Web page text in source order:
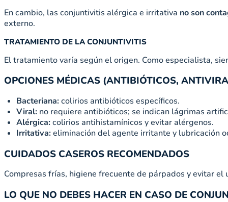
En cambio, las conjuntivitis alérgica e irritativa no son
externo.
TRATAMIENTO DE LA CONJUNTIVITIS
El tratamiento varía según el origen. Como especialista,
OPCIONES MÉDICAS (ANTIBIÓTICOS,
Bacteriana:colirios antibióticos específicos.
Viral: no requiere antibióticos; se indican lágrimas
Alérgica:colirios antihistamínicos y evitar alérgenos.
Irritativa:eliminación del agente irritante y lubricación
CUIDADOS CASEROS RECOMENDADOS
Compresas frías, higiene frecuente de párpados y evitar
LO QUE NO DEBES HACER EN CASO DE